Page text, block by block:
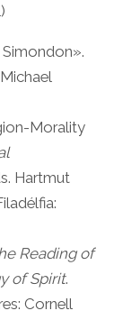
Simondon».
Morality
Hartmut
Reading of
of Spirit.
Cornell